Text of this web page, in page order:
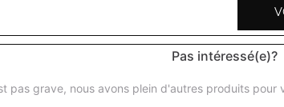
Riz basmati
Pas intéressé(e)?
pas grave, nous avons plein d'autres produits pour